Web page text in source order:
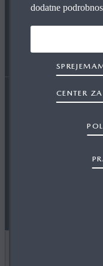
OKOLJSKE
Izjava o
dodatne
CENTER